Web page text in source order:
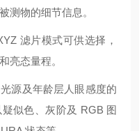
测物的细节信息。
滤片模式可供选择，
亮态量程。
源及年龄层人眼感度的
似色、灰阶及 RGB 图